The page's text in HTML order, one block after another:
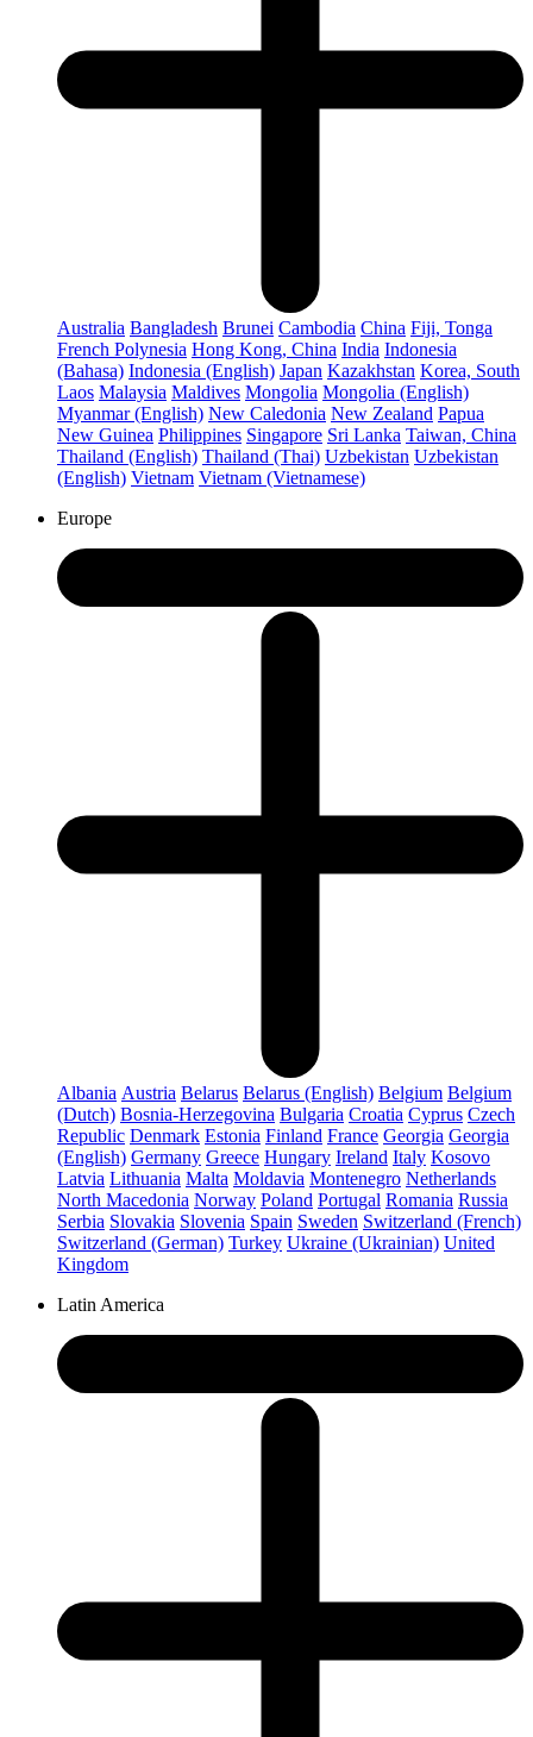
Australia Bangladesh Brunei Cambodia China Fiji, Tonga
French Polynesia Hong Kong, China India Indonesia
(Bahasa) Indonesia (English) Japan Kazakhstan Korea, South
Laos Malaysia Maldives Mongolia Mongolia (English)
Myanmar (English) New Caledonia New Zealand Papua
New Guinea Philippines Singapore Sri Lanka Taiwan, China
Thailand (English) Thailand (Thai) Uzbekistan Uzbekistan
(English) Vietnam Vietnam (Vietnamese)
Europe
Albania Austria Belarus Belarus (English) Belgium Belgium
(Dutch) Bosnia-Herzegovina Bulgaria Croatia Cyprus Czech
Republic Denmark Estonia Finland France Georgia Georgia
(English) Germany Greece Hungary Ireland Italy Kosovo
Latvia Lithuania Malta Moldavia Montenegro Netherlands
North Macedonia Norway Poland Portugal Romania Russia
Serbia Slovakia Slovenia Spain Sweden Switzerland (French)
Switzerland (German) Turkey Ukraine (Ukrainian) United
Kingdom
Latin America